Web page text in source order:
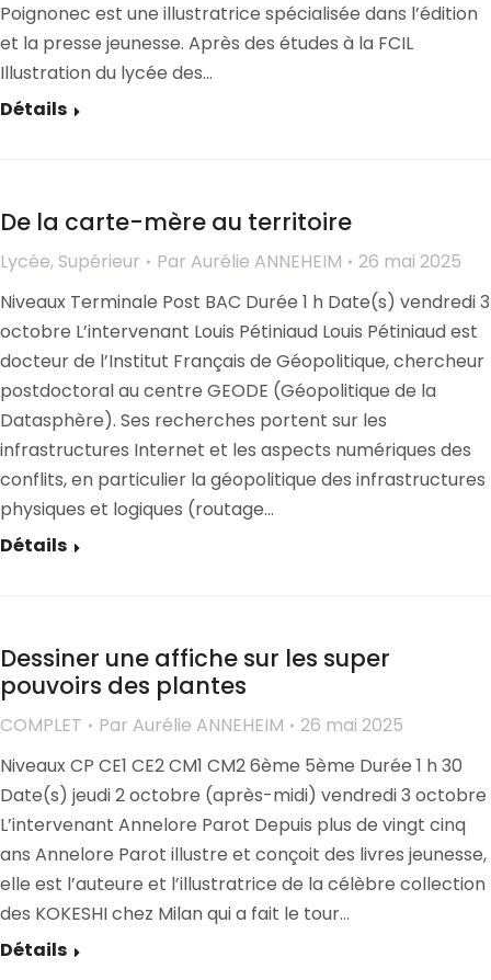
Poignonec est une illustratrice spécialisée dans l’édition
et la presse jeunesse. Après des études à la FCIL
Illustration du lycée des…
Détails
De la carte-mère au territoire
Lycée, Supérieur Par Aurélie ANNEHEIM
26 mai 2025
Niveaux Terminale Post BAC Durée 1 h Date(s) vendredi 3
octobre L’intervenant Louis Pétiniaud Louis Pétiniaud est
docteur de l’Institut Français de Géopolitique, chercheur
postdoctoral au centre GEODE (Géopolitique de la
Datasphère). Ses recherches portent sur les
infrastructures Internet et les aspects numériques des
conflits, en particulier la géopolitique des infrastructures
physiques et logiques (routage…
Détails
Dessiner une affiche sur les super
pouvoirs des plantes
COMPLET Par Aurélie ANNEHEIM
26 mai 2025
Niveaux CP CE1 CE2 CM1 CM2 6ème 5ème Durée 1 h 30
Date(s) jeudi 2 octobre (après-midi) vendredi 3 octobre
L’intervenant Annelore Parot Depuis plus de vingt cinq
ans Annelore Parot illustre et conçoit des livres jeunesse,
elle est l’auteure et l’illustratrice de la célèbre collection
des KOKESHI chez Milan qui a fait le tour…
Détails